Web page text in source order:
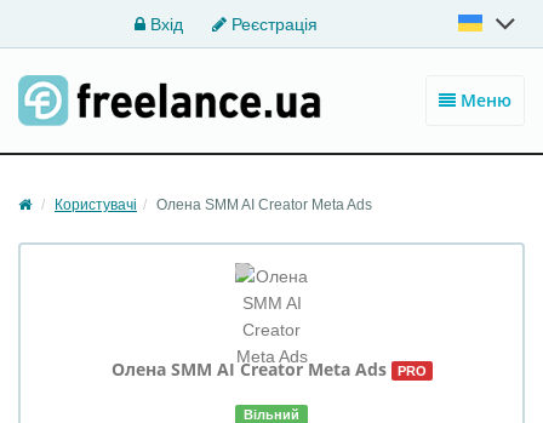
Вхід Реєстрація
Меню
Користувачі Олена SMM AI Creator Meta Ads
Олена SMM AI CreatorMeta Ads PRO
Вільний